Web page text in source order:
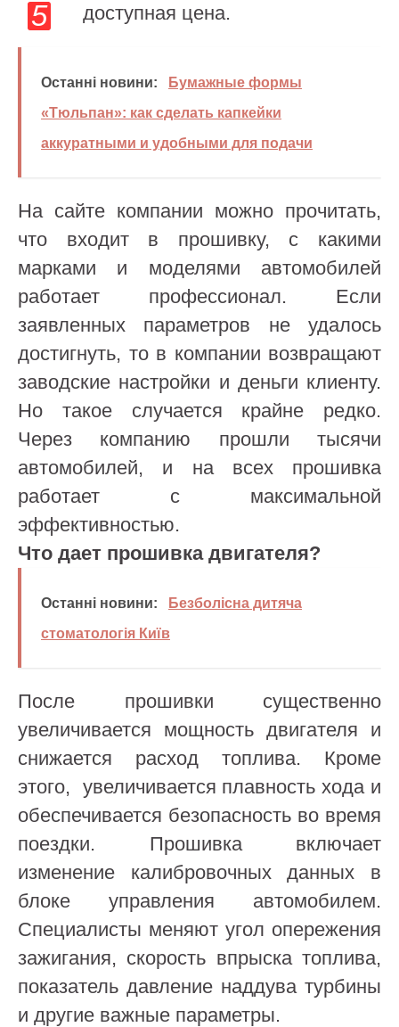
доступная цена.
Останні новини:
Бумажные формы
«Тюльпан»: как сделать капкейки
аккуратными и удобными для подачи
На сайте компании можно прочитать,
что входит в прошивку, с какими
марками и моделями автомобилей
работает профессионал. Если
заявленных параметров не удалось
достигнуть, то в компании возвращают
заводские настройки и деньги клиенту.
Но такое случается крайне редко.
Через компанию прошли тысячи
автомобилей, и на всех прошивка
работает с максимальной
эффективностью.
Что дает прошивка двигателя?
Останні новини:
Безболісна дитяча
стоматологія Київ
После прошивки существенно
увеличивается мощность двигателя и
снижается расход топлива. Кроме
этого, увеличивается плавность хода и
обеспечивается безопасность во время
поездки. Прошивка включает
изменение калибровочных данных в
блоке управления автомобилем.
Специалисты меняют угол опережения
зажигания, скорость впрыска топлива,
показатель давление наддува турбины
и другие важные параметры.